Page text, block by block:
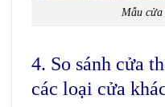
Mẫu cửa
4. So sánh cửa
các loại cửa